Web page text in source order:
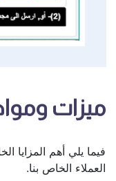
ميزات
فيما يلي أهم المزايا
العملاء الخاص بنا.